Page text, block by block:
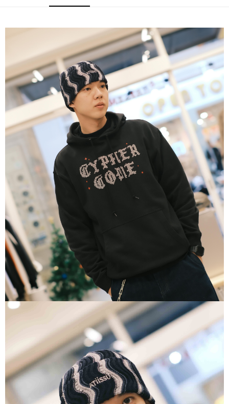
每筆NT$60，滿NT$1,500(含以上)免運費
7-11取貨付款
每筆NT$60，滿NT$1,000(含以上)免運費
新竹物流宅配
每筆NT$80，滿NT$1,000(含以上)免運費
宅配(自取)
免運費
付款後門市自取
國家/地區配送 查看運費